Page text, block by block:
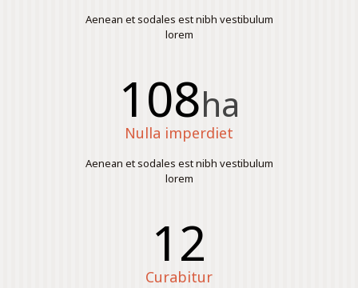
Aenean et sodales est nibh vestibulum
lorem
108ha
Nulla imperdiet
Aenean et sodales est nibh vestibulum
lorem
12
Curabitur